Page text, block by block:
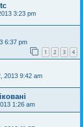
3:23 pm
6:37 pm
1 2 3 4
2013 9:42 am
1:26 am